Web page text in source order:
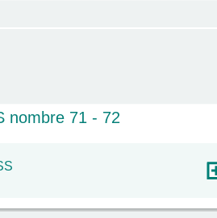
nombre 71 - 72